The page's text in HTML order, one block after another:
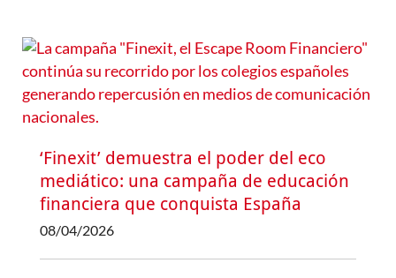
‘Finexit’ demuestra el poder del eco
mediático: una campaña de educación
financiera que conquista España
08/04/2026